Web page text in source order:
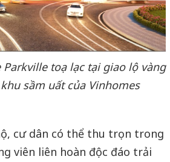
Parkville toạ lạc tại giao lộ vàng
sầm uất của Vinhomes
cư dân có thể thu trọn trong
viên liên hoàn độc đáo trải